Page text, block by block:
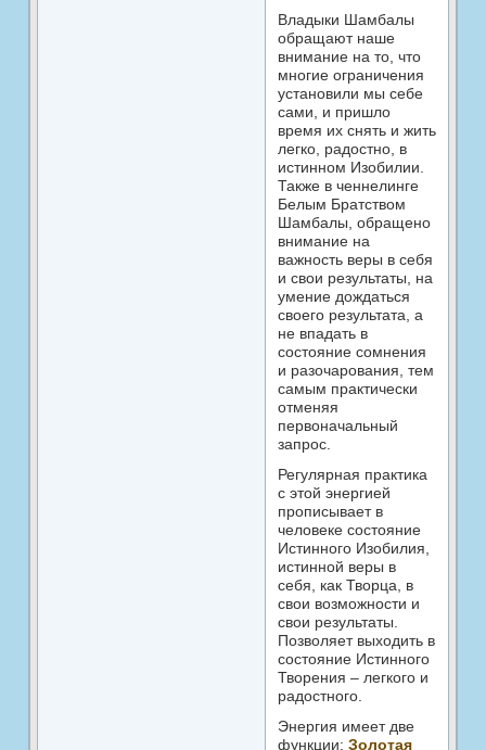
Владыки Шамбалы
обращают наше
внимание на то, что
многие ограничения
установили мы себе
сами, и пришло
время их снять и жить
легко, радостно, в
истинном Изобилии.
Также в ченнелинге
Белым Братством
Шамбалы, обращено
внимание на
важность веры в себя
и свои результаты, на
умение дождаться
своего результата, а
не впадать в
состояние сомнения
и разочарования, тем
самым практически
отменяя
первоначальный
запрос.
Регулярная практика
с этой энергией
прописывает в
человеке состояние
Истинного Изобилия,
истинной веры в
себя, как Творца, в
свои возможности и
свои результаты.
Позволяет выходить в
состояние Истинного
Творения – легкого и
радостного.
Энергия имеет две
функции: Золотая